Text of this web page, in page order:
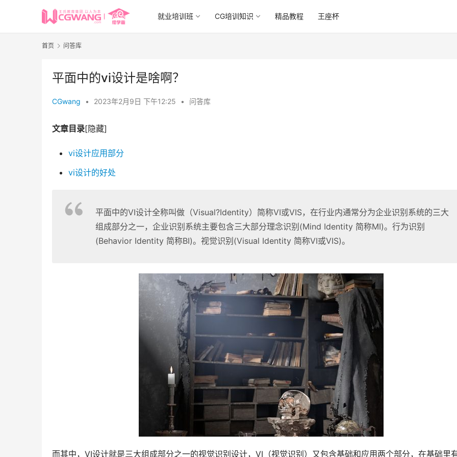
就业培训班 CG培训知识 精品教程 王座杯
首页 问答库
平面中的vi设计是啥啊？
CGwang • 2023年2月9日 下午12:25 • 问答库
文章目录[隐藏]
vi设计应用部分
vi设计的好处
平面中的VI设计全称叫做（Visual?Identity）简称VI或VIS，在行业内通常分为企业识别系统的三大
组成部分之一，企业识别系统主要包含三大部分理念识别(Mind Identity 简称MI)。行为识别
(Behavior Identity 简称BI)。视觉识别(Visual Identity 简称VI或VIS)。
而其中，VI设计就是三大组成部分之一的视觉识别设计，VI（视觉识别）又包含基础和应用两个部分，在基础里